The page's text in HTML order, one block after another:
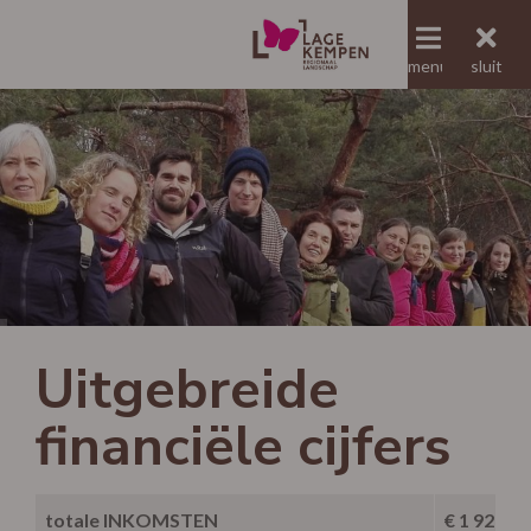
Jaaroverzicht RLLK
menu
menu sluit
Uitgebreide
financiële cijfers
totale INKOMSTEN € 1 923